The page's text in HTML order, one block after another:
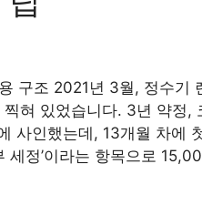
구조 2021년 3월, 정수기
혀 있었습니다. 3년 약정,
사인했는데, 13개월 차에
세정’이라는 항목으로